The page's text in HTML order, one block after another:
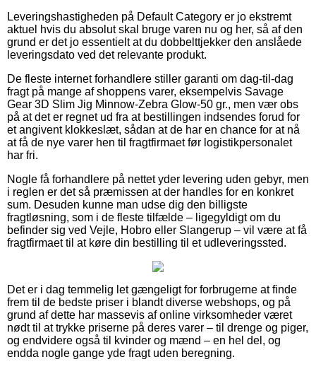
Leveringshastigheden på Default Category er jo ekstremt
aktuel hvis du absolut skal bruge varen nu og her, så af den
grund er det jo essentielt at du dobbelttjekker den anslåede
leveringsdato ved det relevante produkt.
De fleste internet forhandlere stiller garanti om dag-til-dag
fragt på mange af shoppens varer, eksempelvis Savage
Gear 3D Slim Jig Minnow-Zebra Glow-50 gr., men vær obs
på at det er regnet ud fra at bestillingen indsendes forud for
et angivent klokkeslæt, sådan at de har en chance for at nå
at få de nye varer hen til fragtfirmaet før logistikpersonalet
har fri.
Nogle få forhandlere på nettet yder levering uden gebyr, men
i reglen er det så præmissen at der handles for en konkret
sum. Desuden kunne man udse dig den billigste
fragtløsning, som i de fleste tilfælde – ligegyldigt om du
befinder sig ved Vejle, Hobro eller Slangerup – vil være at få
fragtfirmaet til at køre din bestilling til et udleveringssted.
Det er i dag temmelig let gængeligt for forbrugerne at finde
frem til de bedste priser i blandt diverse webshops, og på
grund af dette har massevis af online virksomheder været
nødt til at trykke priserne på deres varer – til drenge og piger,
og endvidere også til kvinder og mænd – en hel del, og
endda nogle gange yde fragt uden beregning.